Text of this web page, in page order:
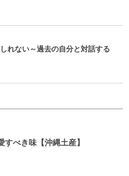
れない～過去の自分と対話する
べき味【沖縄土産】